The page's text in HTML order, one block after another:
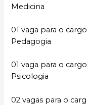
Medicina
01 vaga para o
Pedagogia
01 vaga para o
Psicologia
02 vagas para o